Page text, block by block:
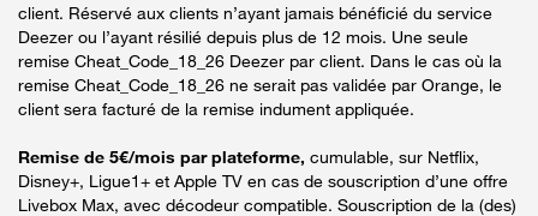
client. Réservé aux clients n’ayant jamais bénéficié du service
Deezer ou l’ayant résilié depuis plus de 12 mois. Une seule
remise Cheat_Code_18_26 Deezer par client. Dans le cas où la
remise Cheat_Code_18_26 ne serait pas validée par Orange, le
client sera facturé de la remise indument appliquée.
Remise de 5€/mois par plateforme, cumulable, sur Netflix,
Disney+, Ligue1+ et Apple TV en cas de souscription d’une offre
Livebox Max, avec décodeur compatible. Souscription de la (des)